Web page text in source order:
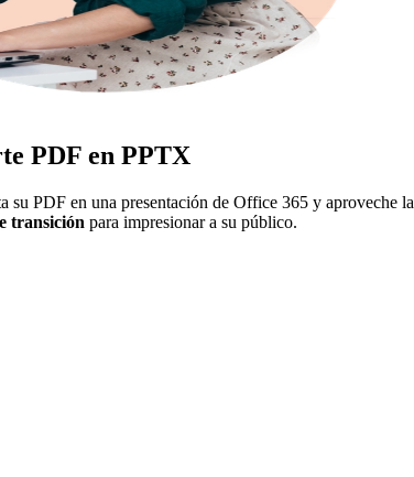
PDF en PPTX
su PDF en una presentación de Office 365 y aproveche la
transición para impresionar a su público.